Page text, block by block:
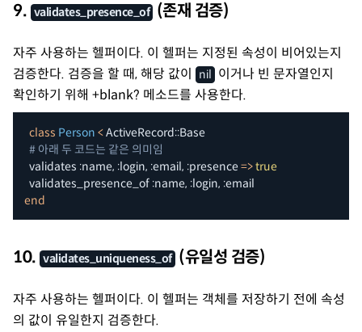
9. validates_presence_of (존재 검증)
자주 사용하는 헬퍼이다. 이 헬퍼는 지정된 속성이 비어있는지
검증한다. 검증을 할 때, 해당 값이
nil
이거나 빈 문자열인지
확인하기 위해 +blank? 메소드를 사용한다.
class Person < ActiveRecord::Base
# 아래 두 코드는 같은 의미임
  validates
:name, :login, :email, :presence=>true
  validates_presence_of
:name, :login, :email
end
10. validates_uniqueness_of (유일성 검증)
자주 사용하는 헬퍼이다. 이 헬퍼는 객체를 저장하기 전에 속성
의 값이 유일한지 검증한다.